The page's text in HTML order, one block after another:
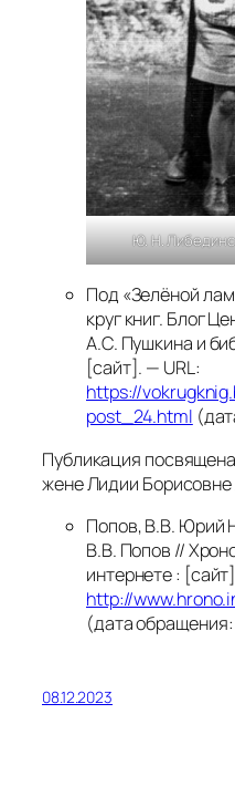
Ю. Н.
Под «Зелёной
круг книг. Блог
А.С. Пушкина и
[сайт]. — URL:
https://
post_24.html
Публикация
жене Лидии
Попов, В.В. Юрий
В.В. Попов //
интернете :
http://
(дата
08.12.2023